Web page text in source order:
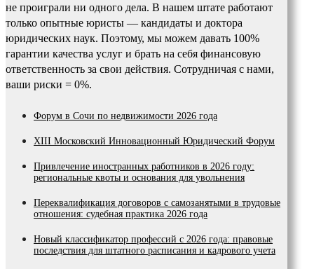
не проиграли ни одного дела. В нашем штате работают
только опытные юристы — кандидаты и доктора
юридических наук. Поэтому, мы можем давать 100%
гарантии качества услуг и брать на себя финансовую
ответственность за свои действия. Сотрудничая с нами,
ваши риски = 0%.
Форум в Сочи по недвижимости 2026 года
XIII Московский Инновационный Юридический Форум
Привлечение иностранных работников в 2026 году:
региональные квоты и основания для увольнения
Переквалификация договоров с самозанятыми в трудовые
отношения: судебная практика 2026 года
Новый классификатор профессий с 2026 года: правовые
последствия для штатного расписания и кадрового учета